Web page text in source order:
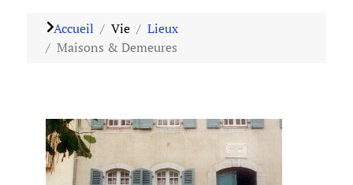
Accueil Vie
Lieux
Maisons & Demeures